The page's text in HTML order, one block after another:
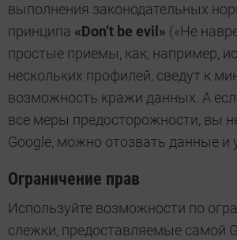
выполнения законодательных
принципа «Don’t be evil» («Не
простые приемы, как, например,
нескольких профилей, сведут к
возможность кражи данных. А
все меры предосторожности, вы
Google, можно отозвать данные и
Ограничение прав
Используйте возможности по
слежки, предоставляемые самой